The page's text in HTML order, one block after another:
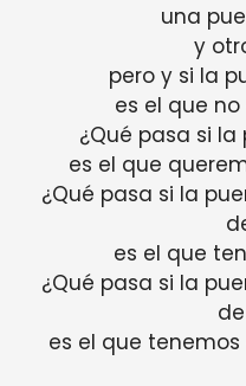
una
y
pero y si la
es el que
¿Qué pasa si
es el que
¿Qué pasa si la
es el que
¿Qué pasa si la
es el que